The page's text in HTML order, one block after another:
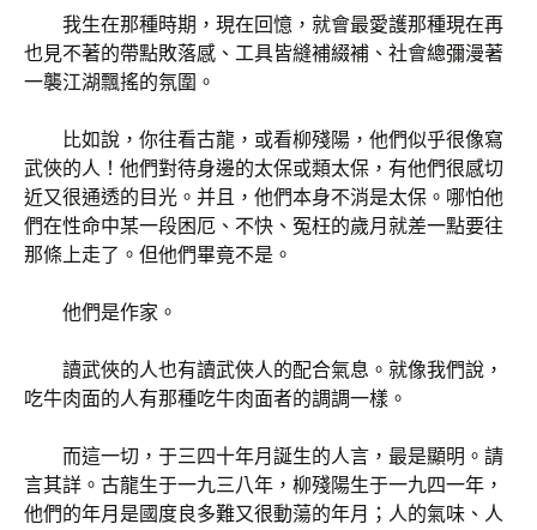
我生在那種時期，現在回憶，就會最愛護那種現在再
也見不著的帶點敗落感、工具皆縫補綴補、社會總彌漫著
一襲江湖飄搖的氛圍。
比如說，你往看古龍，或看柳殘陽，他們似乎很像寫
武俠的人！他們對待身邊的太保或類太保，有他們很感切
近又很通透的目光。并且，他們本身不消是太保。哪怕他
們在性命中某一段困厄、不快、冤枉的歲月就差一點要往
那條上走了。但他們畢竟不是。
他們是作家。
讀武俠的人也有讀武俠人的配合氣息。就像我們說，
吃牛肉面的人有那種吃牛肉面者的調調一樣。
而這一切，于三四十年月誕生的人言，最是顯明。請
言其詳。古龍生于一九三八年，柳殘陽生于一九四一年，
他們的年月是國度良多難又很動蕩的年月；人的氣味、人